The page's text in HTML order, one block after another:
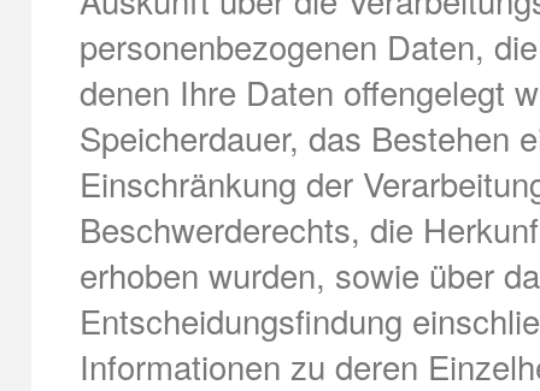
personenbezogenen Daten,
denen Ihre Daten offengelegt
Speicherdauer, das Bestehen
Einschränkung der
Beschwerderechts, die
erhoben wurden, sowie über
Entscheidungsfindung
Informationen zu deren